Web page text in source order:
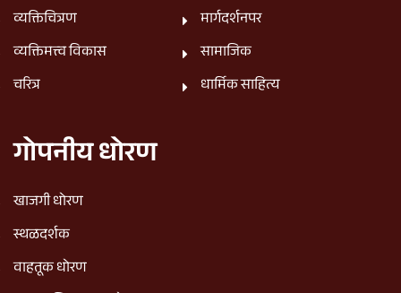
व्यक्तिचित्रण
व्यक्तिमत्त्व विकास
चरित्र
मार्गदर्शनपर
सामाजिक
धार्मिक साहित्य
गोपनीय धोरण
खाजगी धोरण
स्थळदर्शक
वाहतूक धोरण